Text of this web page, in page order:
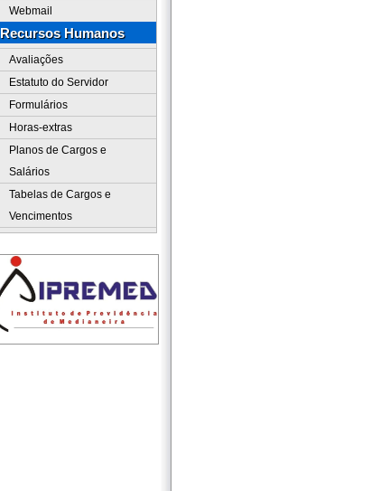
Webmail
Recursos Humanos
Avaliações
Estatuto do Servidor
Formulários
Horas-extras
Planos de Cargos e
Salários
Tabelas de Cargos e
Vencimentos